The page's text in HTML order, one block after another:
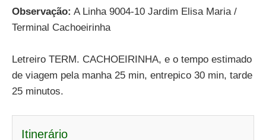
Observação: A Linha 9004-10 Jardim Elisa Maria /
Terminal Cachoeirinha
Letreiro TERM. CACHOEIRINHA, e o tempo estimado
de viagem pela manha 25 min, entrepico 30 min, tarde
25 minutos.
Itinerário